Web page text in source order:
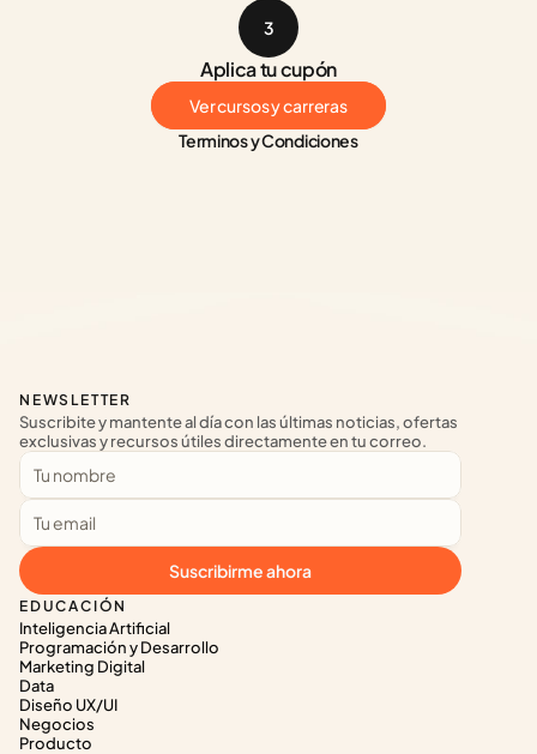
3
Aplica tu cupón
Ver cursos y carreras
Terminos y Condiciones
EDUCACIÓN
Inteligencia Artificial
Programación y Desarrollo
Marketing Digital
Data
Diseño UX/UI
Negocios
Producto
NEWSLETTER
Suscribite y mantente al día con las últimas noticias, ofertas
exclusivas y recursos útiles directamente en tu correo.
Suscribirme ahora